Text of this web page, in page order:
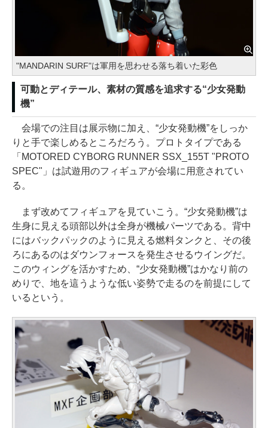
"MANDARIN SURF"は軍用を思わせる落ち着いた彩色
可動とディテール、素材の質感を追求する“少女発動
機”
会場での注目は展示物に加え、“少女発動機”をしっか
りと手で楽しめるところだろう。プロトタイプである
「MOTORED CYBORG RUNNER SSX_155T "PROTO
SPEC"」は試遊用のフィギュアが会場に用意されてい
る。
まず改めてフィギュアを見ていこう。“少女発動機”は
生身に見える頭部以外は全身が機械パーツである。背中
にはバックパックのように見える燃料タンクと、その後
ろにあるのはダウンフォースを発生させるウイングだ。
このウィングを活かすため、“少女発動機”はかなり前の
めりで、地を這うような低い姿勢で走るのを前提にして
いるという。